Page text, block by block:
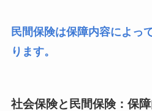
民間保険は保障内容によっ
ります。
社会保険と民間保険： 保